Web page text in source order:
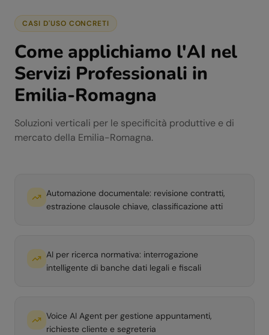
CASI D'USO CONCRETI
Come applichiamo l'AI nel
Servizi Professionali in
Emilia-Romagna
Soluzioni verticali per le specificità produttive e di
mercato della Emilia-Romagna.
Automazione documentale: revisione contratti,
estrazione clausole chiave, classificazione atti
AI per ricerca normativa: interrogazione
intelligente di banche dati legali e fiscali
Voice AI Agent per gestione appuntamenti,
richieste cliente e segreteria